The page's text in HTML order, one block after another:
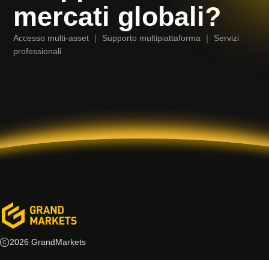
mercati globali?
Accesso multi-asset ｜ Supporto multipiattaforma ｜ Servizi
professionali
2026 GrandMarkets